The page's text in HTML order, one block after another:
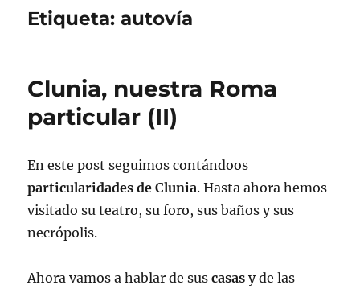
Etiqueta:autovía
Clunia, nuestra Roma
particular (II)
En este post seguimos contándoos
particularidades de Clunia. Hasta ahora hemos
visitado su teatro, su foro, sus baños y sus
necrópolis.
Ahora vamos a hablar de suscasas y de las